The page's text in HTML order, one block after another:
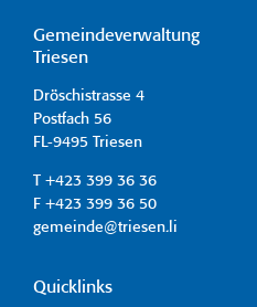
Gemeindeverwaltung
Triesen
Dröschistrasse 4
Postfach 56
FL-9495 Triesen
T +423 399 36 36
F +423 399 36 50
gemeinde@triesen.li
Quicklinks